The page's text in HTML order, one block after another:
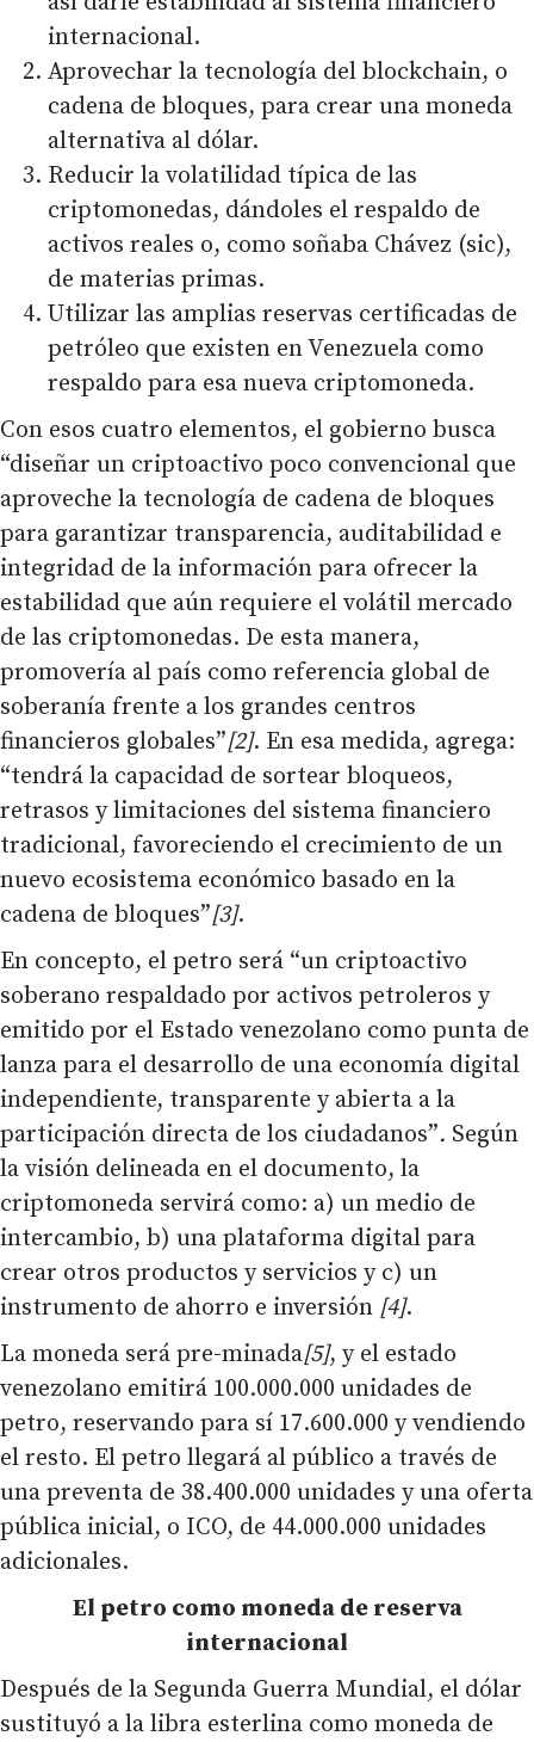
internacional.
Aprovechar la tecnología del blockchain, o
cadena de bloques, para crear una moneda
alternativa al dólar.
Reducir la volatilidad típica de las
criptomonedas, dándoles el respaldo de
activos reales o, como soñaba Chávez (sic),
de materias primas.
Utilizar las amplias reservas certificadas de
petróleo que existen en Venezuela como
respaldo para esa nueva criptomoneda.
Con esos cuatro elementos, el gobierno busca
“diseñar un criptoactivo poco convencional que
aproveche la tecnología de cadena de bloques
para garantizar transparencia, auditabilidad e
integridad de la información para ofrecer la
estabilidad que aún requiere el volátil mercado
de las criptomonedas. De esta manera,
promovería al país como referencia global de
soberanía frente a los grandes centros
financieros globales”[2]. En esa medida, agrega:
“tendrá la capacidad de sortear bloqueos,
retrasos y limitaciones del sistema financiero
tradicional, favoreciendo el crecimiento de un
nuevo ecosistema económico basado en la
cadena de bloques”[3].
En concepto, el petro será “un criptoactivo
soberano respaldado por activos petroleros y
emitido por el Estado venezolano como punta de
lanza para el desarrollo de una economía digital
independiente, transparente y abierta a la
participación directa de los ciudadanos”. Según
la visión delineada en el documento, la
criptomoneda servirá como: a) un medio de
intercambio, b) una plataforma digital para
crear otros productos y servicios y c) un
instrumento de ahorro e inversión [4].
La moneda será pre-minada[5], y el estado
venezolano emitirá 100.000.000 unidades de
petro, reservando para sí 17.600.000 y vendiendo
el resto. El petro llegará al público a través de
una preventa de 38.400.000 unidades y una oferta
pública inicial, o ICO, de 44.000.000 unidades
adicionales.
El petro como moneda de reserva
internacional
Después de la Segunda Guerra Mundial, el dólar
sustituyó a la libra esterlina como moneda de